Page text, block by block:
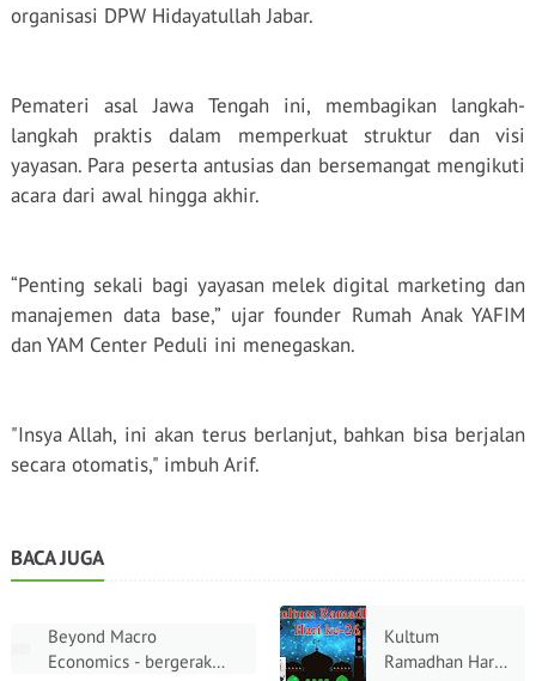
organisasi DPW Hidayatullah Jabar.
Pemateri asal Jawa Tengah ini, membagikan langkah-
langkah praktis dalam memperkuat struktur dan visi
yayasan. Para peserta antusias dan bersemangat mengikuti
acara dari awal hingga akhir.
“Penting sekali bagi yayasan melek digital marketing dan
manajemen data base,” ujar founder Rumah Anak YAFIM
dan YAM Center Peduli ini menegaskan.
"Insya Allah, ini akan terus berlanjut, bahkan bisa berjalan
secara otomatis," imbuh Arif.
BACA JUGA
Beyond Macro
Economics - bergerak
Kultum
Ramadhan Hari